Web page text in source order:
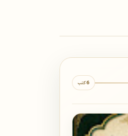
6 كتب